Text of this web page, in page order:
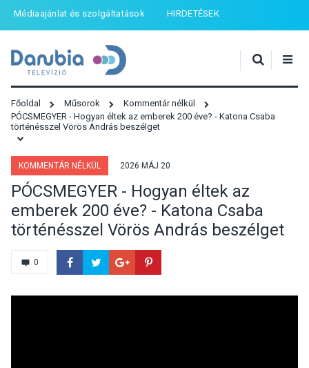
Médiaajánlat és szolgáltatások HIRDETÉSEK
Főoldal Műsorok
Kommentár nélkül
PÓCSMEGYER - Hogyan éltek az emberek 200 éve? - Katona Csaba
történésszel Vörös András beszélget
KOMMENTÁR NÉLKÜL 2026 MÁJ 20
PÓCSMEGYER - Hogyan éltek az
emberek 200 éve? - Katona Csaba
történésszel Vörös András beszélget
0